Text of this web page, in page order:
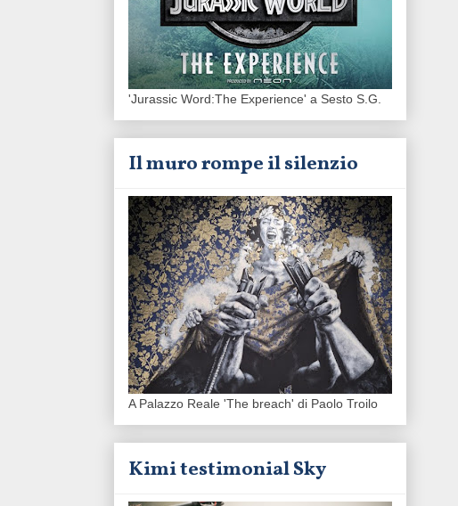
'Jurassic Word:The Experience' a Sesto S.G.
Il muro rompe il silenzio
A Palazzo Reale 'The breach' di Paolo Troilo
Kimi testimonial Sky